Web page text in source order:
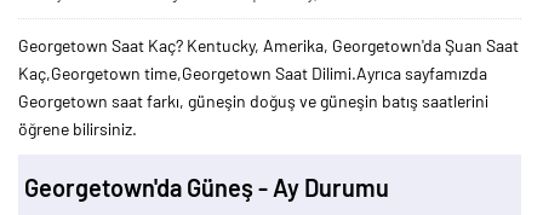
Georgetown Saat Kaç? Kentucky, Amerika, Georgetown'da Şuan Saat
Kaç,Georgetown time,Georgetown Saat Dilimi.Ayrıca sayfamızda
Georgetown saat farkı, güneşin doğuş ve güneşin batış saatlerini
öğrene bilirsiniz.
Georgetown'da Güneş - Ay Durumu